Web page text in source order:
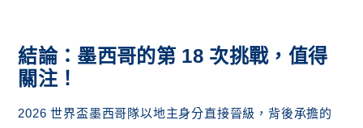
結論：墨西哥的第 18 次挑戰，值得
關注！
2026 世界盃墨西哥隊以地主身分直接晉級，背後承擔的